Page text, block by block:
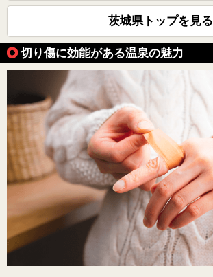
茨城県トップを見る
切り傷に効能がある温泉の魅力